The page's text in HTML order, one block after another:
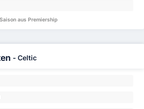
aus Premiership
- Celtic